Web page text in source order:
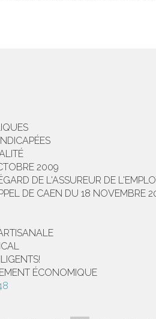
2009
DE L'ASSUREUR DE
DE CAEN DU 18 NOVEMBRE
ÉCONOMIQUE